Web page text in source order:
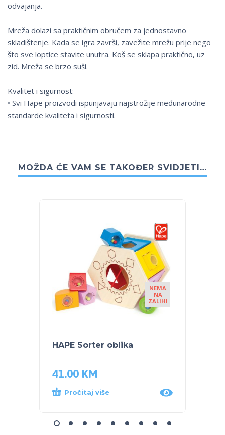
odvajanja.
Mreža dolazi sa praktičnim obručem za jednostavno
skladištenje. Kada se igra završi, zavežite mrežu prije nego
što sve loptice stavite unutra. Koš se sklapa praktično, uz
zid. Mreža se brzo suši.
Kvalitet i sigurnost:
• Svi Hape proizvodi ispunjavaju najstrožije međunarodne
standarde kvaliteta i sigurnosti.
MOŽDA ĆE VAM SE TAKOĐER SVIDJETI…
NEMA
NA
ZALIHI
HAPE Sorter oblika
41.00 KM
Pročitaj više